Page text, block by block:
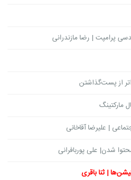
پرامپت | رضا مازندرانی
از پست‌گذاشتن
مارکتینگ
| علیرضا آقاخانی
شدن| علی پوربافرانی
| ثنا باقری